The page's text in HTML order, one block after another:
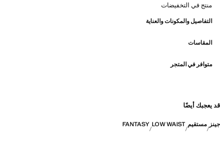
منتج في التخفيضات
التفاصيل والمكونات والعناية
المقاسات
متوافر في المتجر
قد يعجبك أيضًا
جينز مستقيم LOW WAIST
FANTASY